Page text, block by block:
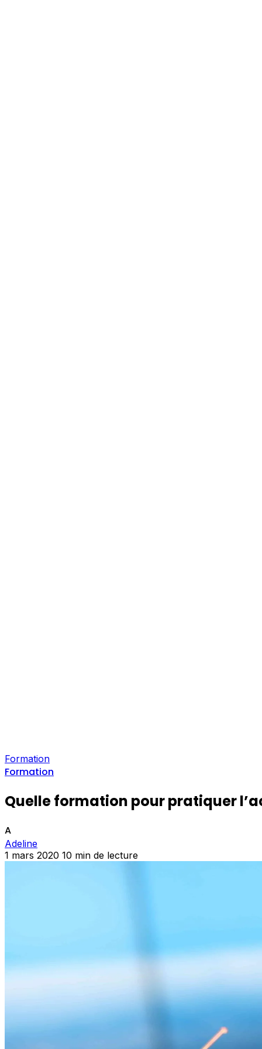
Formation
Formation
Quelle formation pour pratiquer
A
Adeline
1 mars 2020 10 min de lecture